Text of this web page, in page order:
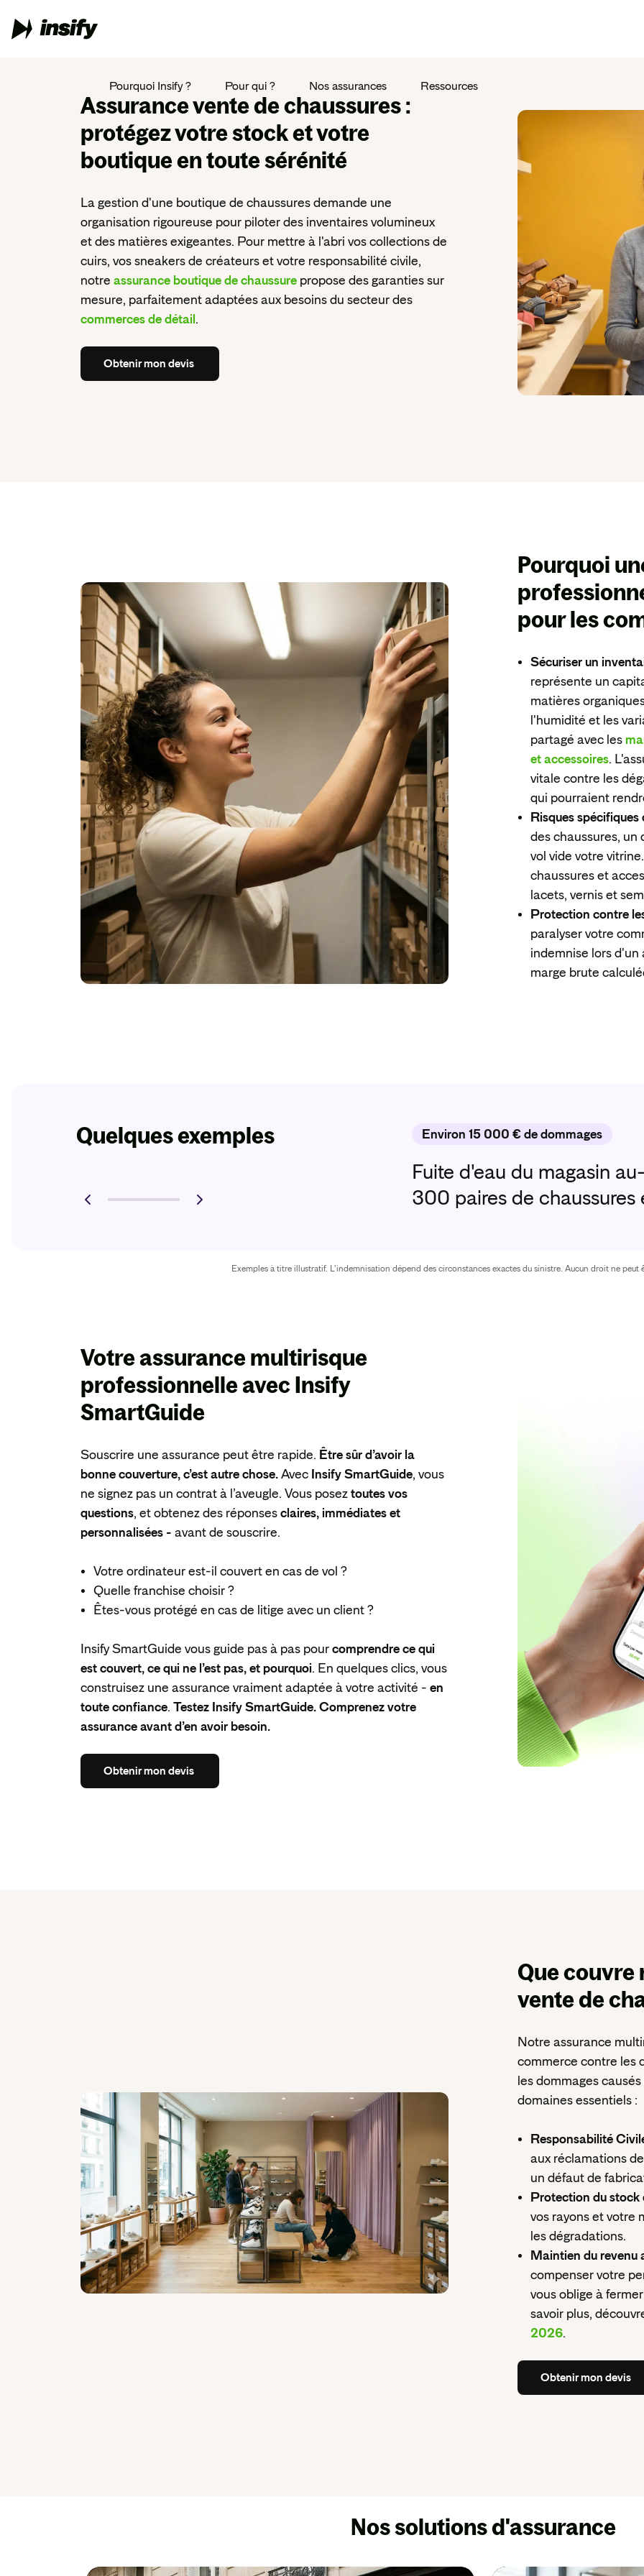
Pourquoi Insify ? Pour qui ? Nos assurances Ressources
Assurance vente de chaussures:
protégez votre stock et votre
boutique en toute sérénité
La gestion d'une boutique de chaussures demande une
organisation rigoureuse pour piloter des inventaires volumineux
et des matières exigeantes. Pour mettre à l'abri vos collections de
cuirs, vos sneakers de créateurs et votre responsabilité civile,
notre assurance boutique de chaussure propose des garanties sur
mesure, parfaitement adaptées aux besoins du secteur des
commerces de détail .
Obtenirmon devis
Pourquoi
pour les
Sécuriser un
représente un
matières
l'humidité et les
partagé avec les
et accessoires.
vitale contre les
qui pourraient
Risques spécifiques
des chaussures, un
vol vide votre
chaussures et
lacets, vernis et
Protection contre
paralyser votre
indemnise lors
marge brute
Quelques exemples Environ 15 000 € de dommages
Fuite d'eau du magasin
300 paires de chaussures
Exemples à titre illustratif. L’indemnisation dépend des circonstances exactes du sinistre. Aucun droit ne peut
Votre assurance multirisque
professionnelle avecInsify
SmartGuide
Souscrire une assurance peut être rapide. Être sûr d’avoir la
bonne couverture, c’est autre chose. Avec Insify SmartGuide, vous
ne signez pas un contrat à l’aveugle. Vous posez toutes vos
questions, et obtenez des réponses claires, immédiates et
personnalisées - avant de souscrire.
Votre ordinateur est-il couvert en cas de vol ?
Quelle franchise choisir ?
Êtes-vous protégé en cas de litige avec un client ?
Insify SmartGuide vous guide pas à pas pour comprendre ce qui
est couvert, ce qui ne l’est pas, et pourquoi. En quelques clics, vous
construisez une assurance vraiment adaptée à votre activité - en
toute confiance. Testez Insify SmartGuide. Comprenez votre
assurance avant d’en avoir besoin.
Obtenirmon devis
Que couvre
vente de
Notre assurance
commerce contre les
les dommages
domaines essentiels :
Responsabilité
aux réclamations
un défaut de
Protection du stock
vos rayons et votre
les dégradations.
Maintien du revenu
compenser votre
vous oblige à
savoir plus,
2026.
Obtenirmon devis
Nos solutions d'assurance